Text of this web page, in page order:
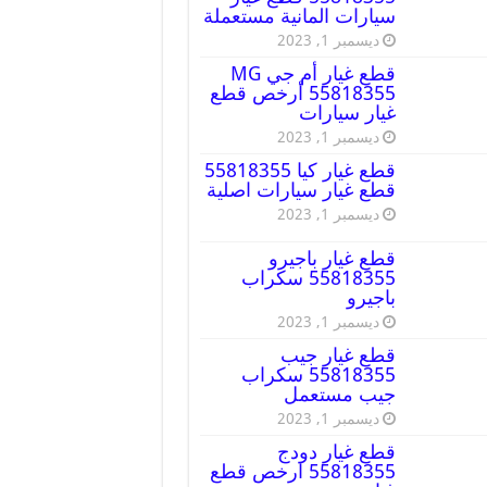
سيارات المانية مستعملة
ديسمبر 1, 2023
قطع غيار أم جي MG
55818355 أرخص قطع
غيار سيارات
ديسمبر 1, 2023
قطع غيار كيا 55818355
قطع غيار سيارات اصلية
ديسمبر 1, 2023
قطع غيار باجيرو
55818355 سكراب
باجيرو
ديسمبر 1, 2023
قطع غيار جيب
55818355 سكراب
جيب مستعمل
ديسمبر 1, 2023
قطع غيار دودج
55818355 ارخص قطع